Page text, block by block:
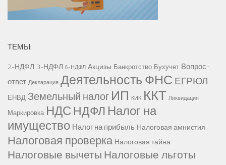
ТЕМЫ:
2-НДФЛ 3-НДФЛ 6-НДФЛ Акцизы Банкротство Бухучет Вопрос-
ответ Декларация Деятельность ФНС ЕГРЮЛ
ЕНВД Земельный налог ИП КИК ККТ Ликвидация
Маркировка НДС НДФЛ Налог на
имущество Налог на прибыль Налоговая амнистия
Налоговая проверка Налоговая тайна
Налоговые вычетыНалоговые льготы